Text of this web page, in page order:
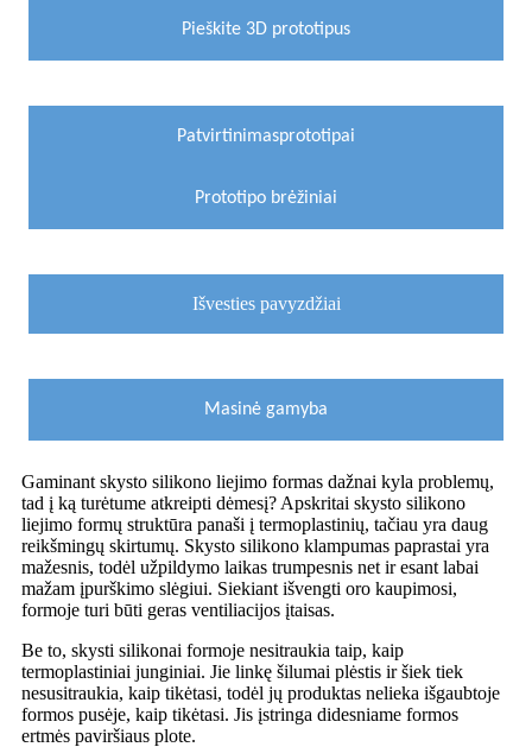
Pieškite 3D prototipus
Patvirtinimasprototipai
Prototipo brėžiniai
Išvesties pavyzdžiai
Masinė gamyba
Gaminant skysto silikono liejimo formas dažnai kyla problemų,
tad į ką turėtume atkreipti dėmesį? Apskritai skysto silikono
liejimo formų struktūra panaši į termoplastinių, tačiau yra daug
reikšmingų skirtumų. Skysto silikono klampumas paprastai yra
mažesnis, todėl užpildymo laikas trumpesnis net ir esant labai
mažam įpurškimo slėgiui. Siekiant išvengti oro kaupimosi,
formoje turi būti geras ventiliacijos įtaisas.
Be to, skysti silikonai formoje nesitraukia taip, kaip
termoplastiniai junginiai. Jie linkę šilumai plėstis ir šiek tiek
nesusitraukia, kaip tikėtasi, todėl jų produktas nelieka išgaubtoje
formos pusėje, kaip tikėtasi. Jis įstringa didesniame formos
ertmės paviršiaus plote.